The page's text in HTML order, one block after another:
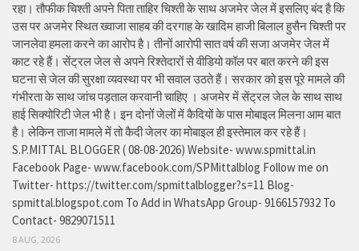
रहा। तौफीक चिश्ती अपने पिता ताहिर चिश्ती के साथ अजमेर जेल में इसलिए बंद है कि
उस पर अजमेर स्थित ख्वाजा साहब की दरगाह के खादिम हाजी बिलाल हुसैन चिश्ती पर
जानलेवा हमला करने का आरोप है। तीनों आरोपी सात वर्ष की सजा अजमेर जेल में
काट रहे हैं। सेंट्रल जेल से अपने रिश्तेदारों से वीडियो कॉल पर बात करने की इस
घटना से जेल की सुरक्षा व्यवस्था पर भी सवाल उठते हैं। सरकार को इस पूरे मामले की
गंभीरता के साथ जांच पड़ताल करवानी चाहिए । अजमेर में सेंट्रल जेल के साथ साथ
हाई सिक्योरिटी जेल भी है। इन दोनों जेलों में कैदियों के पास मोबाइल मिलना आम बात
है। लेकिन ताजा मामले में तो कैदी जेलर का मोबाइल ही इस्तेमाल कर रहे हैं।
S.P.MITTAL BLOGGER ( 08-08-2026) Website- www.spmittal.in
Facebook Page- www.facebook.com/SPMittalblog Follow me on
Twitter- https://twitter.com/spmittalblogger?s=11 Blog-
spmittal.blogspot.com To Add in WhatsApp Group- 9166157932 To
Contact- 9829071511
8 AUG, 2026